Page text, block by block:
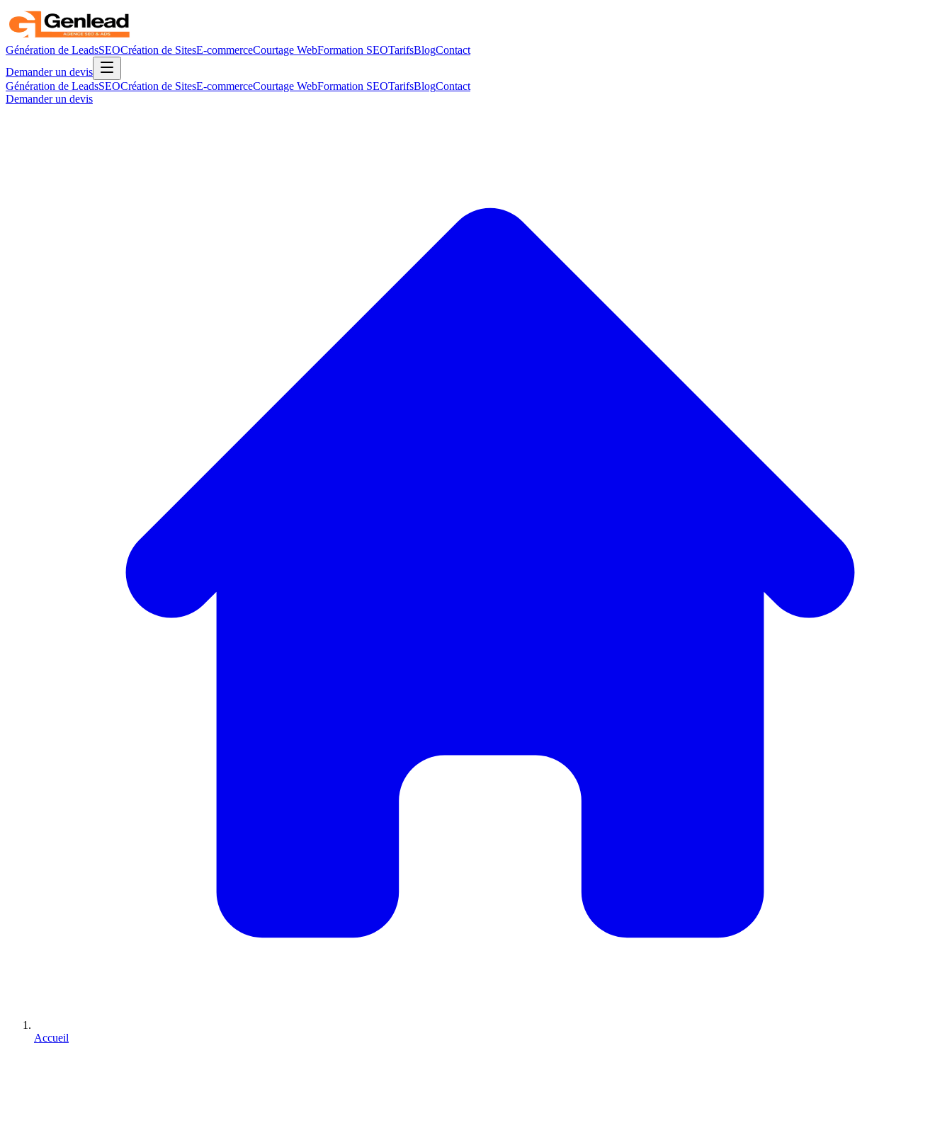
Génération de LeadsSEOCréation de SitesE-commerceCourtage WebFormation SEOTarifsBlogContact
Demander un devis
Génération de LeadsSEOCréation de SitesE-commerceCourtage WebFormation SEOTarifsBlogContact
Demander un devis
Accueil